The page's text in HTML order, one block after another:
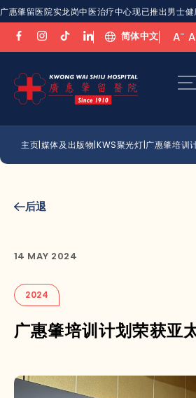
广惠肇留医院实龙岗中医治疗中心现已推出男士
简体中文 A- A
主页|媒体及出版物|KWS聚光灯|广惠肇培训
后退
14 MAY 2024
2024
广惠肇培训计划荣获亚